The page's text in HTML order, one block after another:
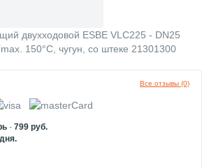
Все отзывы (0)
- 799 руб.
дня.